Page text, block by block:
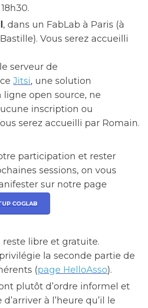
, dans un FabLab à Paris (à
Vous serez accueilli
serveur de
Jitsi, une solution
ligne open source, ne
inscription ou
serez accueilli par Romain.
participation et rester
sessions, on vous
sur notre page
COGLAB
libre et gratuite.
la seconde partie de
(page HelloAsso).
plutôt d’ordre informel et
à l’heure qu’il le